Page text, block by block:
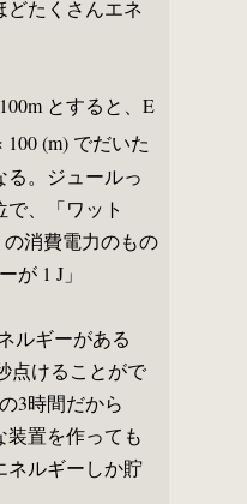
どたくさんエネ
とすると、E
100 (m) でだいた
る。ジュールっ
、「ワット
消費電力のもの
が 1 J」
ルギーがある
点けることがで
3時間だから
装置を作っても
ネルギーしか貯